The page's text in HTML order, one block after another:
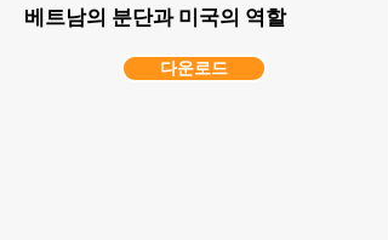
베트남의 분단과 미국의 역할
다운로드